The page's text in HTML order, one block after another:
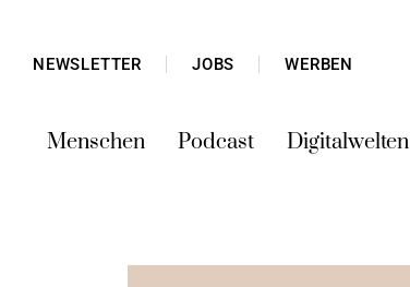
NEWSLETTER JOBS WERBEN
Menschen Podcast Digitalwelten